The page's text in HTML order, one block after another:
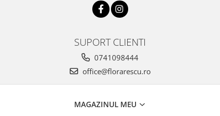
SUPORT CLIENTI
0741098444
office@florarescu.ro
MAGAZINUL MEU